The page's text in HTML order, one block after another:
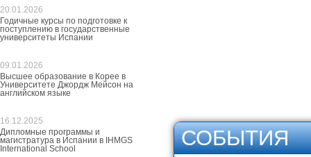
20.01.2026
Годичные курсы по подготовке к
поступлению в государственные
университеты Испании
09.01.2026
Высшее образование в Корее в
Университете Джордж Мейсон на
английском языке
16.12.2025
Дипломные программы и
магистратура в Испании в IHMGS
International School
СОБЫТИЯ